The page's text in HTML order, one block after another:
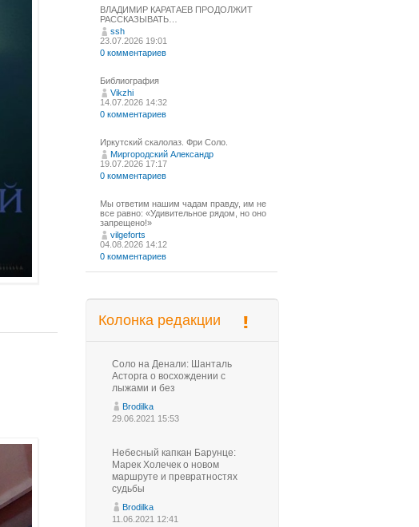
ВЛАДИМИР КАРАТАЕВ ПРОДОЛЖИТ
РАССКАЗЫВАТЬ…
ssh
23.07.2026 19:01
0 комментариев
Библиография
Vikzhi
14.07.2026 14:32
0 комментариев
Иркутский скалолаз. Фри Соло.
Миргородский Александр
19.07.2026 17:17
0 комментариев
Мы ответим нашим чадам правду, им не
все равно: «Удивительное рядом, но оно
запрещено!»
vilgeforts
04.08.2026 14:12
0 комментариев
Колонка редакции
Соло на Денали: Шанталь
Асторга о восхождении с
лыжами и без
Brodilka
29.06.2021 15:53
Небесный капкан Барунце:
Марек Холечек о новом
маршруте и превратностях
судьбы
Brodilka
11.06.2021 12:41